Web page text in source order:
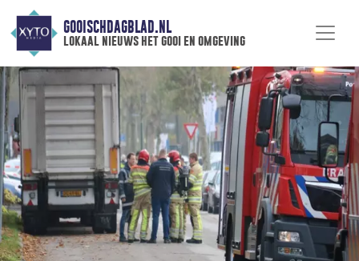
GOOISCHDAGBLAD.NL
lokaal nieuws het gooi en omgeving